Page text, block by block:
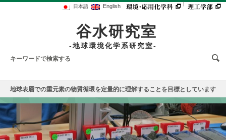
日本語 English ｜
谷水研究室
-地球環境化学系研究室-
地球表層での重元素の物質循環を定量的に理解することを目標としています